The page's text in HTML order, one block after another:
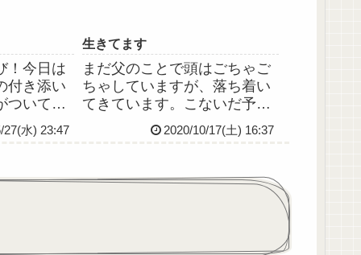
！今日は
付き添い
ついてる
た💦操作
、やっぱ
にいった
27(水) 23:47
生きてます
まだ父のことで頭はごちゃご
ちゃしていますが、落ち着い
てきています。こないだ予約
外で主治医に診察してもらっ
たとき洗いざらい話したとこ
ように言われ、弁護士さんに
相談しに行きまして、それで
2020/10/17(土) 16:37